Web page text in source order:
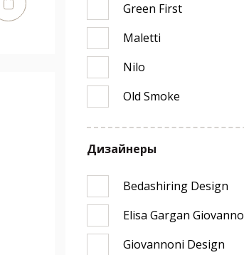
Green First
Maletti
Nilo
Old Smoke
Дизайнеры
Bedashiring Design
Elisa Gargan
Giovannoni Design